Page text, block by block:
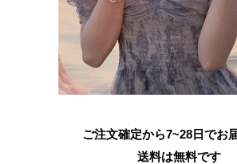
ご注文確定から7~28日でお
送料は無料です